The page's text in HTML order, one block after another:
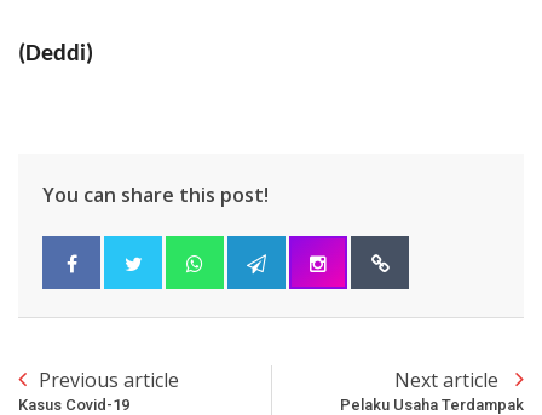
(Deddi)
You can share this post!
Previous article
Kasus Covid-19
Next article
Pelaku Usaha Terdampak